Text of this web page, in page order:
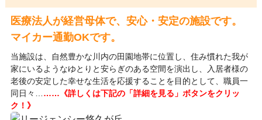
医療法人が経営母体で、安心・安定の施設です。
マイカー通勤OKです。
当施設は、自然豊かな川内の田園地帯に位置し、住み慣れた我が
家にいるようなゆとりと安らぎのある空間を演出し、入居者様の
老後の安定した幸せな生活を応援することを目的として、職員一
同日々… ……《詳しくは下記の「詳細を見る」ボタンをクリッ
ク！》